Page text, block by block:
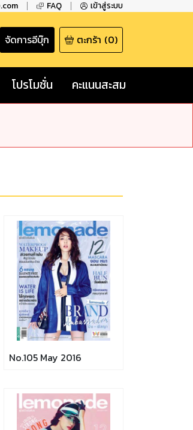
FAQ เข้าสู่ระบบ
จัดการอีบุ๊ก ตะกร้า (0)
โปรโมชั่น คะแนนสะสม
No.105 May 2016